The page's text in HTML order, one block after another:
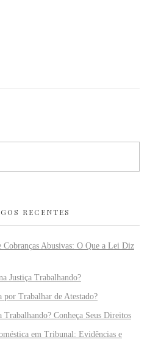
RECENTES
Cobranças Abusivas: O Que a Lei Diz
Justiça Trabalhando?
por Trabalhar de Atestado?
Trabalhando? Conheça Seus Direitos
em Tribunal: Evidências e